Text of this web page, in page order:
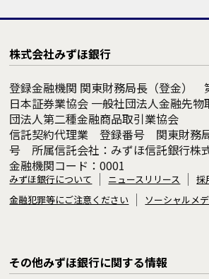
株式会社みずほ銀行
登録金融機関 関東財務局長（登金）
日本証券業協会 一般社団法人金融先
団法人第二種金融商品取引業協会
信託契約代理業 登録番号 関東財務
号 所属信託会社：みずほ信託銀行株
金融機関コード：0001
みずほ銀行について ニュースリリース 採
金融犯罪等にご注意ください
ソーシャルメ
その他みずほ銀行に関する情報